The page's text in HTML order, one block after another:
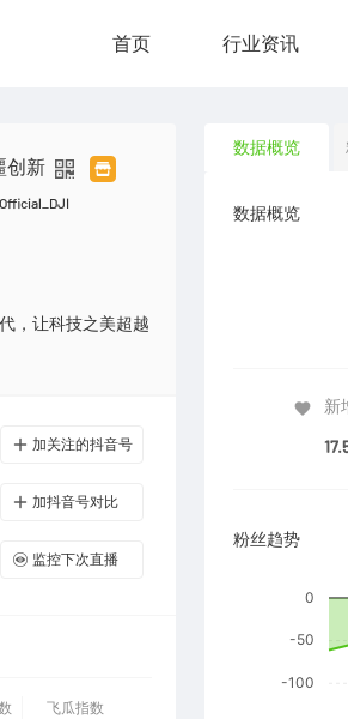
首页 行业资讯
创新
Official_DJI
，让科技之美超越
加关注的抖音号
加抖音号对比
监控下次直播
飞瓜指数
数据概览
数据概览
新
粉丝趋势